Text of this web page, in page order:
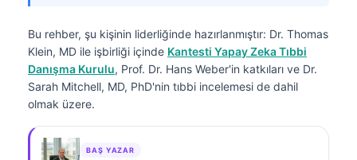
Bu rehber, şu kişinin liderliğinde hazırlanmıştır: Dr. Thomas
Klein, MD ile işbirliği içinde Kantesti Yapay Zeka Tıbbi
Danışma Kurulu, Prof. Dr. Hans Weber'in katkıları ve Dr.
Sarah Mitchell, MD, PhD'nin tıbbi incelemesi de dahil
olmak üzere.
BAŞ YAZAR